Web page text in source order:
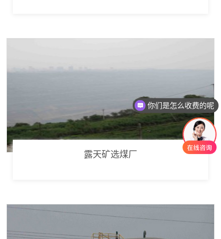
露天矿选煤厂
你们是怎么收费的呢